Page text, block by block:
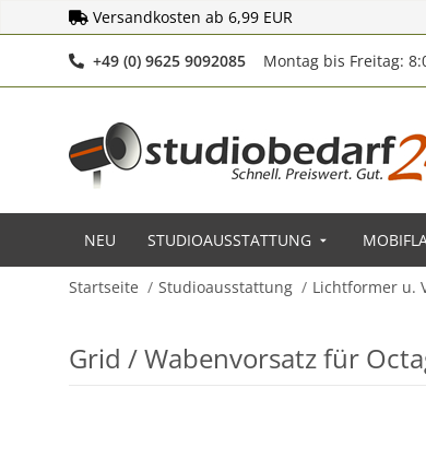
Versandkosten ab 6,99 EUR
+49 (0) 9625 9092085Telefonnummer
Montag bis Freitag:
NEU STUDIOAUSSTATTUNG
Startseite Studioausstattung Lichtformer u.
Grid / Wabenvorsatz für